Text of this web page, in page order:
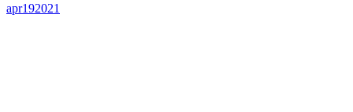
apr192021